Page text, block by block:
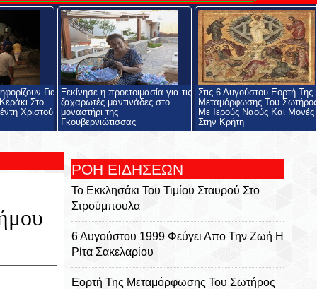
Για
Στο
Χριστού
Ξεκίνησε η προετοιμασία για τις
ζαχαρωτές μαντινάδες στο
μοναστήρι της
Γκουβερνιώτισσας
Στις 6 Αυγούστου Εορτή Της
Μεταμόρφωσης Του Σωτήρος
Με Ιερούς Ναούς Και Μονές
Στην Κρήτη
ΡΟΗ ΕΙΔΗΣΕΩΝ
Το Εκκλησάκι Του Τιμίου Σταυρού Στο
Στρούμπουλα
6 Αυγούστου 1999 Φεύγει Απο Την Ζωή Η
Ρίτα Σακελαρίου
Eορτή Της Μεταμόρφωσης Του Σωτήρος